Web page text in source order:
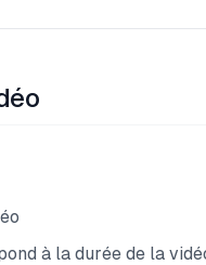
à la durée de la